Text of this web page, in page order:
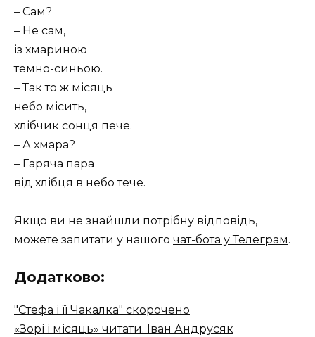
– Сам?
– Не сам,
із хмариною
темно-синьою.
– Так то ж місяць
небо місить,
хлібчик сонця пече.
– А хмара?
– Гаряча пара
від хлібця в небо тече.
Якщо ви не знайшли потрібну відповідь,
можете запитати у нашого чат-бота у Телеграм.
Додатково:
"Стефа і її Чакалка" скорочено
«Зорі і місяць» читати. Іван Андрусяк